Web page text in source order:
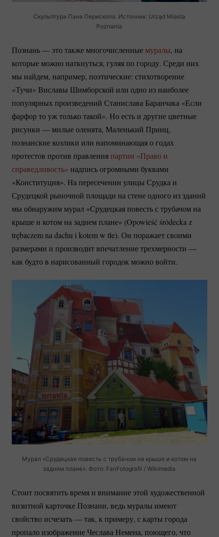
Скульптура Пана Перископа. Источник: Urząd Miasta
Poznania
Познань — это также многочисленные муралы, на
которые можно наткнуться, гуляя по городу. Среди них
мы найдем, например, поэтические: стихотворение
«Тучи» Виславы Шимборской или одно из наиболее
популярных произведений Станислава Баранчака «Если
фарфор то уж только такой». Но есть и другие цветные
рисунки — милые оленята, Маленький Принц,
познанские козлики или напоминающая о годах
протестов против правления партии «Право и
справедливость» надпись огромными буквами
«Конституция». На пересечении улицы Срудка и
Срудецкой рыночной площади на стене одного из зданий
мы обнаружим мурал «Срудецкая повесть с трубачом на
крыше и котом на заднем плане» (Opowieść śródecka z
trębaczem na dachu i kotem w tle). Он поражает своими
размерами и производит впечатление трехмерности —
как будто в нарисованный городок можно войти.
Мурал «Срудецкая повесть с трубачом на крыше и котом на
заднем плане». Фото: FanFotografii / Wikimedia
Стоит посвятить время и внимание этой художественной
визитной карточке Познани, ведь муралы имеют
свойство исчезать — так, к примеру, с карты города
пропало изображение Чеслава Немена, поющего, что